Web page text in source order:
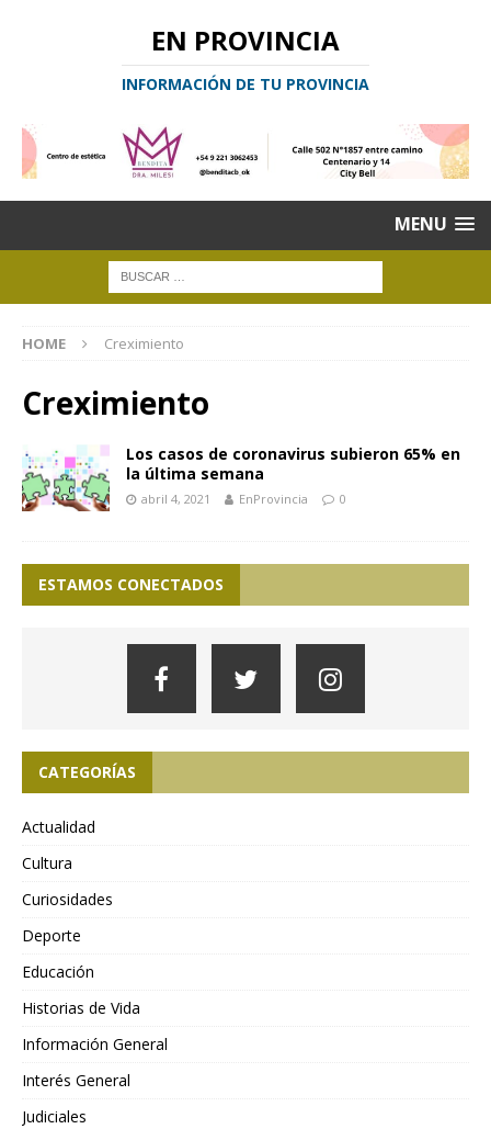
EN PROVINCIA
INFORMACIÓN DE TU PROVINCIA
MENU
HOME Creximiento
Creximiento
Los casos de coronavirus subieron 65% en
la última semana
abril 4, 2021 EnProvincia 0
ESTAMOS CONECTADOS
CATEGORÍAS
Actualidad
Cultura
Curiosidades
Deporte
Educación
Historias de Vida
Información General
Interés General
Judiciales